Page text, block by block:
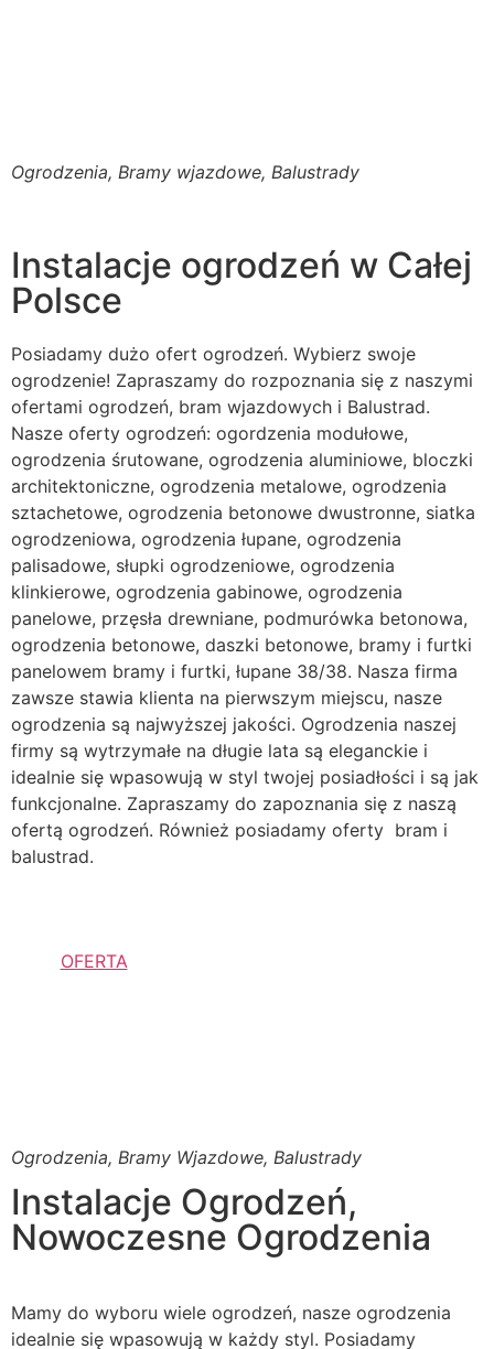
Ogrodzenia, Bramy wjazdowe, Balustrady
Instalacje ogrodzeń w Całej
Polsce
Posiadamy dużo ofert ogrodzeń. Wybierz swoje
ogrodzenie! Zapraszamy do rozpoznania się z naszymi
ofertami ogrodzeń, bram wjazdowych i Balustrad.
Nasze oferty ogrodzeń: ogordzenia modułowe,
ogrodzenia śrutowane, ogrodzenia aluminiowe, bloczki
architektoniczne, ogrodzenia metalowe, ogrodzenia
sztachetowe, ogrodzenia betonowe dwustronne, siatka
ogrodzeniowa, ogrodzenia łupane, ogrodzenia
palisadowe, słupki ogrodzeniowe, ogrodzenia
klinkierowe, ogrodzenia gabinowe, ogrodzenia
panelowe, przęsła drewniane, podmurówka betonowa,
ogrodzenia betonowe, daszki betonowe, bramy i furtki
panelowem bramy i furtki, łupane 38/38. Nasza firma
zawsze stawia klienta na pierwszym miejscu, nasze
ogrodzenia są najwyższej jakości. Ogrodzenia naszej
firmy są wytrzymałe na długie lata są eleganckie i
idealnie się wpasowują w styl twojej posiadłości i są jak
funkcjonalne. Zapraszamy do zapoznania się z naszą
ofertą ogrodzeń. Również posiadamy oferty bram i
balustrad.
OFERTA
Ogrodzenia, Bramy Wjazdowe, Balustrady
Instalacje Ogrodzeń,
Nowoczesne Ogrodzenia
Mamy do wyboru wiele ogrodzeń, nasze ogrodzenia
idealnie się wpasowują w każdy styl. Posiadamy